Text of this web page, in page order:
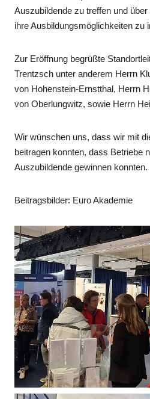
Auszubildende zu treffen und
ihre Ausbildungsmöglichkeiten zu
Zur Eröffnung begrüßte
Trentzsch unter anderem Herrn
von Hohenstein-Ernstthal, Herrn
von Oberlungwitz, sowie Herrn
Wir wünschen uns, dass wir mit
beitragen konnten, dass Betriebe
Auszubildende gewinnen konnten.
Beitragsbilder: Euro Akademie